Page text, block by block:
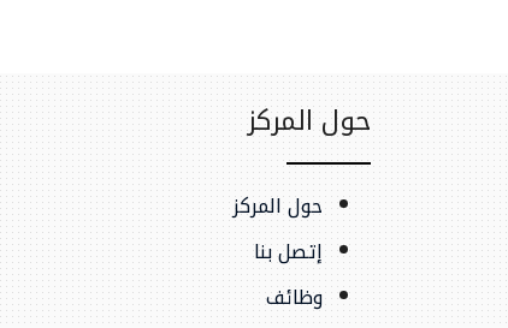
حول المركز
حول المركز
إتصل بنا
وظائف